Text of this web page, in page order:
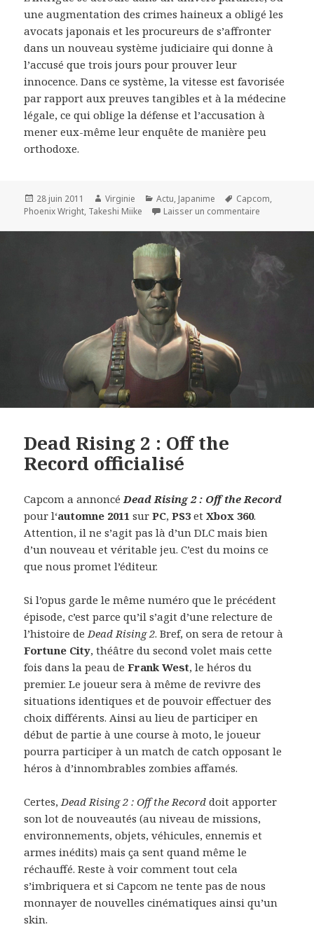
une augmentation des crimes haineux a obligé les
avocats japonais et les procureurs de s’affronter
dans un nouveau système judiciaire qui donne à
l’accusé que trois jours pour prouver leur
innocence. Dans ce système, la vitesse est favorisée
par rapport aux preuves tangibles et à la médecine
légale, ce qui oblige la défense et l’accusation à
mener eux-même leur enquête de manière peu
orthodoxe.
Publié
le
28 juin 2011 Auteur
Virginie Catégories
Actu, Japanime
Mots-
clés
Capcom,
Phoenix Wright, Takeshi Miike Laisser un commentaire
Dead Rising 2 : Off the
Record officialisé
Capcom a annoncé Dead Rising 2 : Off the Record
pour l‘automne 2011 surPC,PS3 etXbox 360.
Attention, il ne s’agit pas là d’un DLC mais bien
d’un nouveau et véritable jeu. C’est du moins ce
que nous promet l’éditeur.
Si l’opus garde le même numéro que le précédent
épisode, c’est parce qu’il s’agit d’une relecture de
l’histoire de Dead Rising 2. Bref, on sera de retour à
Fortune City, théâtre du second volet mais cette
fois dans la peau deFrank West, le héros du
premier. Le joueur sera à même de revivre des
situations identiques et de pouvoir effectuer des
choix différents. Ainsi au lieu de participer en
début de partie à une course à moto, le joueur
pourra participer à un match de catch opposant le
héros à d’innombrables zombies affamés.
Certes, Dead Rising 2 : Off the Record doit apporter
son lot de nouveautés (au niveau de missions,
environnements, objets, véhicules, ennemis et
armes inédits) mais ça sent quand même le
réchauffé. Reste à voir comment tout cela
s’imbriquera et si Capcom ne tente pas de nous
monnayer de nouvelles cinématiques ainsi qu’un
skin.